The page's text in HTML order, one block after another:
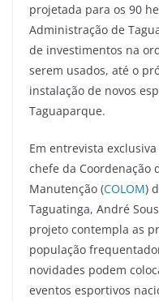
projetada para os 90
Administração de
de investimentos na
serem usados, até o
instalação de novos
Taguaparque.
Em entrevista exclusiva
chefe da Coordenação
Manutenção (COLOM)
Taguatinga, André
projeto contempla as
população
novidades podem
eventos esportivos